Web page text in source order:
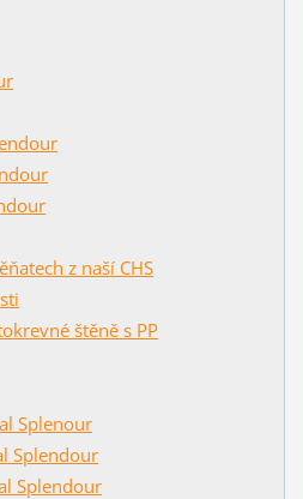
z naší CHS
štěně s PP
Splenour
Splendour
Splendour